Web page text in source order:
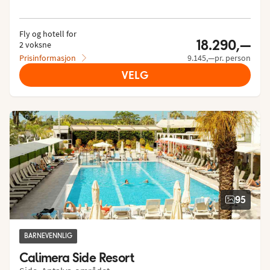
Fly og hotell for
2 voksne
Prisinformasjon
18.290,—
9.145,—pr. person
VELG
95
BARNEVENNLIG
Calimera Side Resort